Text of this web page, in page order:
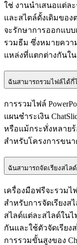
ใช่ งานนำเสนอแต่ล
และสไตล์ดั้งเดิมขอ
จะรักษาการออกแบ
รวมธีม ซึ่งหมายควา
แหล่งที่แตกต่างกันใ
ฉันสามารถรวมไฟล์ได้กี่
การรวมไฟล์
แผนชำระเงิน
หรือแม้กระทั่งหลาย
สำหรับโครงการขน
ฉันสามารถจัดเรียงสไล
เครื่องมือฟรีจะรวม
สำหรับการจัดเรียงส
สไลด์แต่ละสไลด์ใน
กันและใช้ตัวจัดเรียง
การรวมขั้นสูงของ